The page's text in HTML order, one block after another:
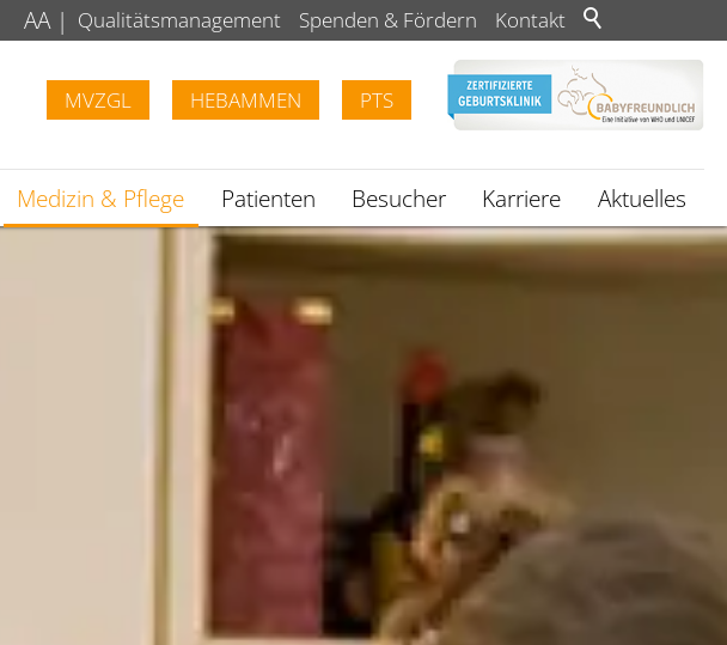
Qualitätsmanagement Spenden & Fördern Kontakt
AA|
Medizin & Pflege Patienten Besucher Karriere Aktuelles
PTS
HEBAMMEN
MVZGL